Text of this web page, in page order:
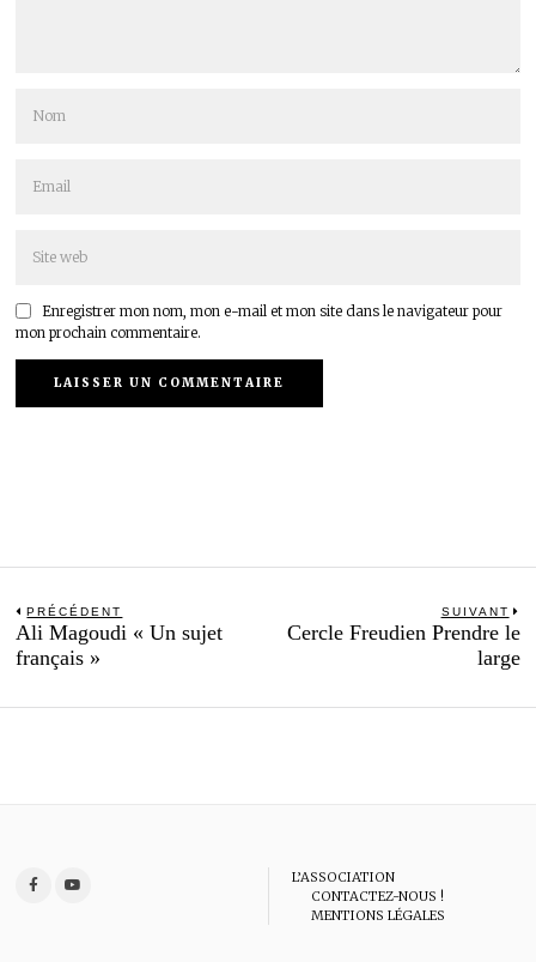
Enregistrer mon nom, mon e-mail et mon site dans le navigateur pour
mon prochain commentaire.
Navigation
de
l’article
PRÉCÉDENT
Previous
post:
Ali Magoudi « Un sujet
français »
SUIVANT
Cercle Freudien Prendre le
large
L’ASSOCIATION
CONTACTEZ-NOUS !
MENTIONS LÉGALES